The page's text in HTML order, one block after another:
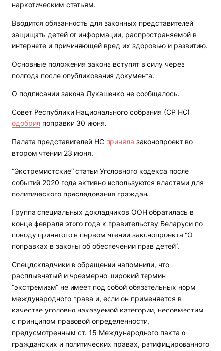
наркотическим статьям.
Вводится обязанность для законных представителей
защищать детей от информации, распространяемой в
интернете и причиняющей вред их здоровью и развитию.
Основные положения закона вступят в силу через
полгода после опубликования документа.
О подписании закона Лукашенко не сообщалось.
Совет Республики Национального собрания (СР НС)
одобрил поправки 30 июня.
Палата представителей НС приняла законопроект во
втором чтении 23 июня.
“Экстремистские“ статьи Уголовного кодекса после
событий 2020 года активно используются властями для
политического преследования граждан.
Группа специальных докладчиков ООН обратилась в
конце февраля этого года к правительству Беларуси по
поводу принятого в первом чтении законопроекта “О
поправках в законы об обеспечении прав детей“.
Спецдокладчики в обращении напомнили, что
расплывчатый и чрезмерно широкий термин
“экстремизм“ не имеет под собой обязательных норм
международного права и, если он применяется в
качестве уголовно наказуемой категории, несовместим
с принципом правовой определенности,
предусмотренным ст. 15 Международного пакта о
гражданских и политических правах, ратифицированного